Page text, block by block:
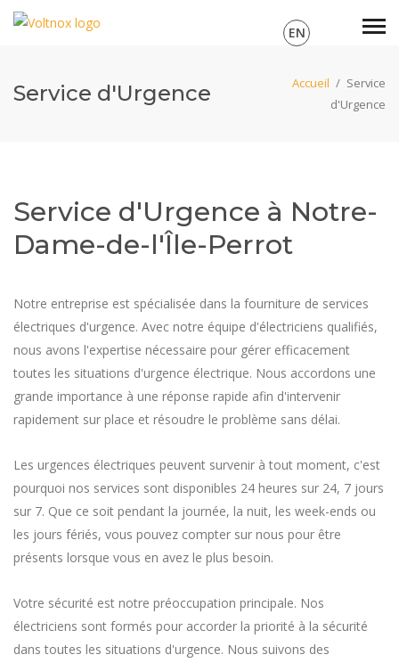
EN
Service d'Urgence Accueil / Service
d'Urgence
Service d'Urgence à Notre-
Dame-de-l'Île-Perrot
Notre entreprise est spécialisée dans la fourniture de services
électriques d'urgence. Avec notre équipe d'électriciens qualifiés,
nous avons l'expertise nécessaire pour gérer efficacement
toutes les situations d'urgence électrique. Nous accordons une
grande importance à une réponse rapide afin d'intervenir
rapidement sur place et résoudre le problème sans délai.
Les urgences électriques peuvent survenir à tout moment, c'est
pourquoi nos services sont disponibles 24 heures sur 24, 7 jours
sur 7. Que ce soit pendant la journée, la nuit, les week-ends ou
les jours fériés, vous pouvez compter sur nous pour être
présents lorsque vous en avez le plus besoin.
Votre sécurité est notre préoccupation principale. Nos
électriciens sont formés pour accorder la priorité à la sécurité
dans toutes les situations d'urgence. Nous suivons des